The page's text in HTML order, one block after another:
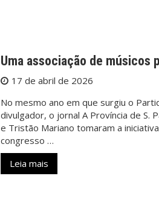
Uma associação de músicos
17 de abril de 2026
No mesmo ano em que surgiu o
divulgador, o jornal A Província de S.
e Tristão Mariano tomaram a
congresso …
Leia mais